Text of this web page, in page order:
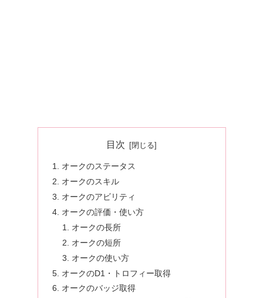
目次
オークのステータス
オークのスキル
オークのアビリティ
オークの評価・使い方
オークの長所
オークの短所
オークの使い方
オークのD1・トロフィー取得
オークのバッジ取得